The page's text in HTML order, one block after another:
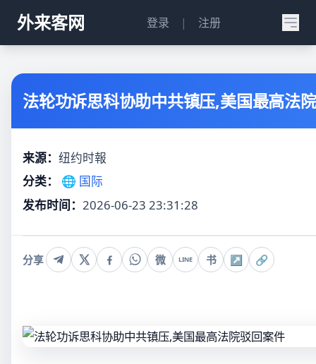
外来客网 登录 | 注册
法轮功诉思科协助中共镇压,美国最高法
来源： 纽约时報
分类：
🌐 国际
发布时间： 2026-06-23 23:31:28
分享 微 LINE 书 ↗ 🔗